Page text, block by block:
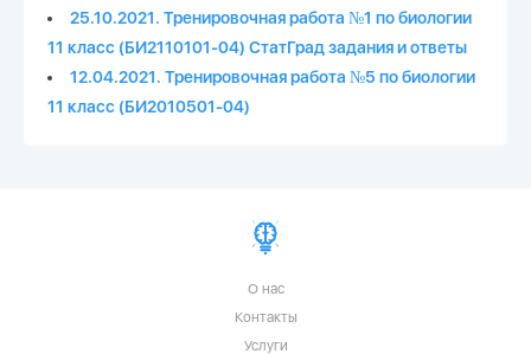
25.10.2021. Тренировочная работа №1 по биологии
11 класс (БИ2110101-04) СтатГрад задания и ответы
12.04.2021. Тренировочная работа №5 по биологии
11 класс (БИ2010501-04)
О нас
Контакты
Услуги